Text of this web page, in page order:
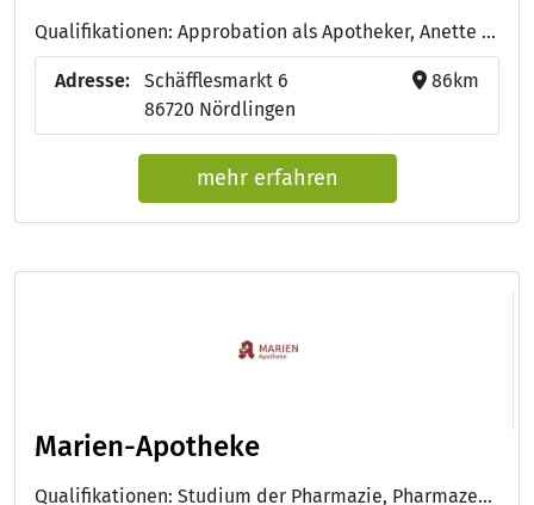
Qualifikationen: Approbation als Apotheker, Anette Scholl - Webinarreihe Orale Krebstherapie Schwerpunktthema: Hautkrebs, Anette Scholl - Europäische Spezialisierung in onkologischer Pharmazie, Anette Scholl - Onkologische Pharmazie, Monika Scharla - Webinarreihe Orale Krebstherapie Schwerpunktthema: Hautkrebs, Monika Scharla - 29. NZW Onkologisch-Pharmazeutischer Online-Fachkongress
Adresse:
Schäfflesmarkt 6
86720 Nördlingen
86km
mehr erfahren
Marien-Apotheke
Qualifikationen: Studium der Pharmazie, Pharmazeutisch-technische/r Assistent/in - PTA